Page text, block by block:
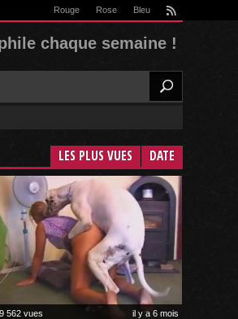
rss
Rouge Rose Bleu
chaque semaine !
LES PLUS VUES DATE
562 vues
il y a 6 mois